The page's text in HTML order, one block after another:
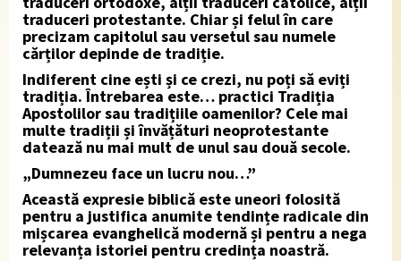
traduceri protestante. Chiar și felul în care
precizam capitolul sau versetul sau numele
cărților depinde de tradiție.
Indiferent cine ești și ce crezi, nu poți să eviți
tradiția. Întrebarea este… practici Tradiția
Apostolilor sau tradițiile oamenilor? Cele mai
multe tradiții și învățături neoprotestante
datează nu mai mult de unul sau două secole.
„Dumnezeu face un lucru nou…”
Această expresie biblică este uneori folosită
pentru a justifica anumite tendințe radicale din
mișcarea evanghelică modernă și pentru a nega
relevanța istoriei pentru credința noastră.